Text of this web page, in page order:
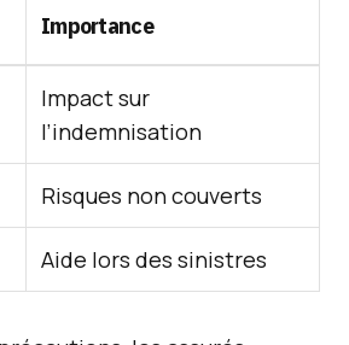
Importance
Impact sur
l’indemnisation
Risques non couverts
Aide lors des sinistres